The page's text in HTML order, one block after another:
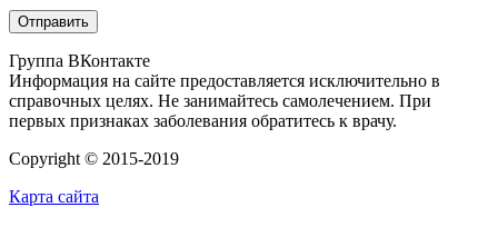
Группа ВКонтакте
Информация на сайте предоставляется исключительно в
справочных целях. Не занимайтесь самолечением. При
первых признаках заболевания обратитесь к врачу.
Copyright © 2015-2019
Карта сайта